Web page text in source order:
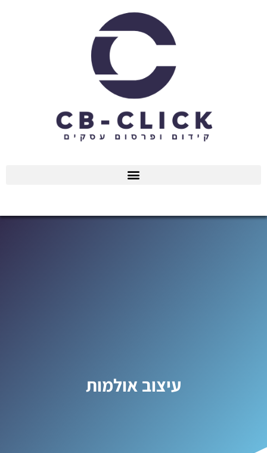
עיצוב אולמות